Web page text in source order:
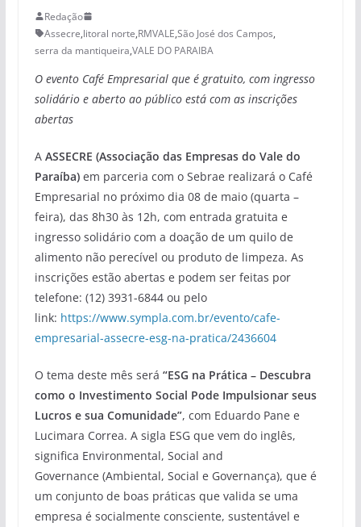
Redação
Assecre,litoral norte,RMVALE,São José dos Campos,
serra da mantiqueira,VALE DO PARAIBA
O evento Café Empresarial que é gratuito, com ingresso
solidário e aberto ao público está com as inscrições
abertas
AASSECRE (Associação das Empresas do Vale do
Paraíba) em parceria com o Sebrae realizará o Café
Empresarial no próximo dia 08 de maio (quarta –
feira), das 8h30 às 12h, com entrada gratuita e
ingresso solidário com a doação de um quilo de
alimento não perecível ou produto de limpeza. As
inscrições estão abertas e podem ser feitas por
telefone: (12) 3931-6844 ou pelo
link: https://www.sympla.com.br/evento/cafe-
empresarial-assecre-esg-na-pratica/2436604
O tema deste mês será “ESG na Prática – Descubra
como o Investimento Social Pode Impulsionar seus
Lucros e sua Comunidade”, com Eduardo Pane e
Lucimara Correa. A sigla ESG que vem do inglês,
significa Environmental, Social and
Governance (Ambiental, Social e Governança), que é
um conjunto de boas práticas que valida se uma
empresa é socialmente consciente, sustentável e